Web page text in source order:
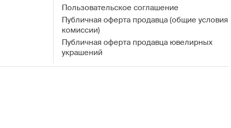
Пользовательское соглашение
Публичная оферта продавца (общие условия
комиссии)
Публичная оферта продавца ювелирных
украшений